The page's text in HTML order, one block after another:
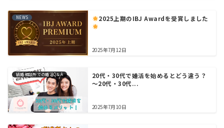
NEWS 2025上期のIBJ Awardを受賞しました
2025年7月12日
結婚相談所での婚活Q＆A
20代・30代で婚活を始めるとどう違う？
～20代・30代...
2025年7月10日